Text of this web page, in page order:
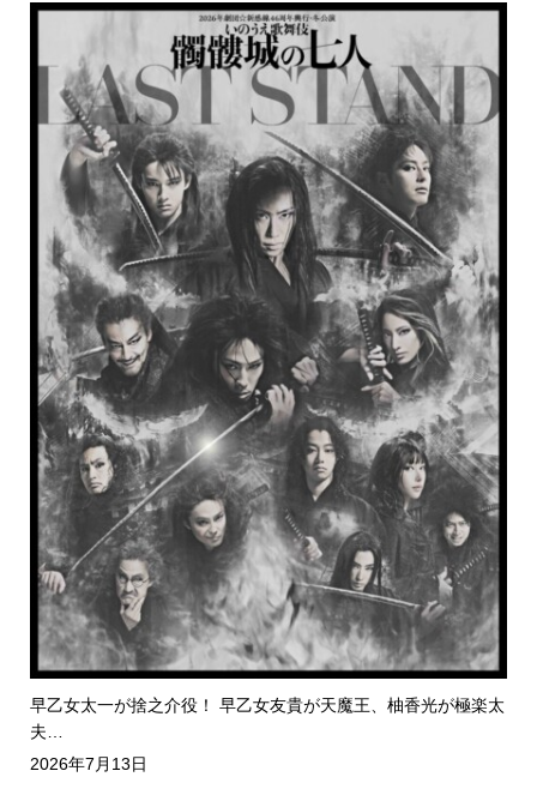
早乙女太一が捨之介役！ 早乙女友貴が天魔王、柚香光が極楽太
夫…
2026年7月13日